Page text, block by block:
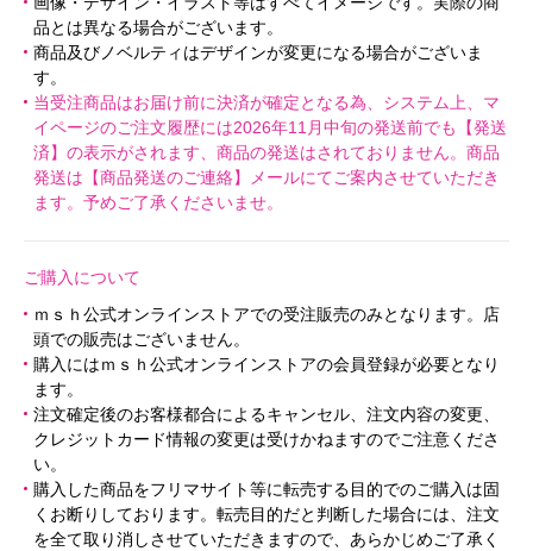
品とは異なる場合がございます。
商品及びノベルティはデザインが変更になる場合がございま
す。
当受注商品はお届け前に決済が確定となる為、システム上、マ
イページのご注文履歴には2026年11月中旬の発送前でも【発送
済】の表示がされます、商品の発送はされておりません。商品
発送は【商品発送のご連絡】メールにてご案内させていただき
ます。予めご了承くださいませ。
ご購入について
ｍｓｈ公式オンラインストアでの受注販売のみとなります。店
頭での販売はございません。
購入にはｍｓｈ公式オンラインストアの会員登録が必要となり
ます。
注文確定後のお客様都合によるキャンセル、注文内容の変更、
クレジットカード情報の変更は受けかねますのでご注意くださ
い。
購入した商品をフリマサイト等に転売する目的でのご購入は固
くお断りしております。転売目的だと判断した場合には、注文
を全て取り消しさせていただきますので、あらかじめご了承く